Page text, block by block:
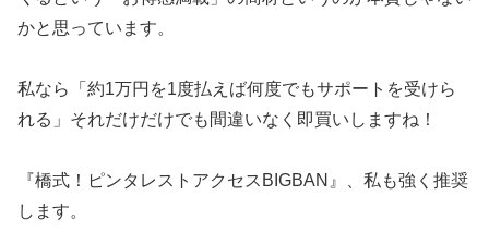
かと思っています。
私なら「約1万円を1度払えば何度でもサポートを受けら
れる」それだけだけでも間違いなく即買いしますね！
『橋式！ピンタレストアクセスBIGBAN』、私も強く推奨
します。